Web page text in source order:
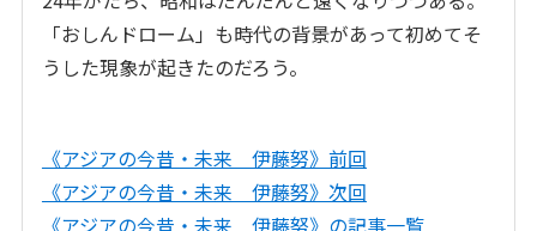
「おしんドローム」も時代の背景があって初めてそ
うした現象が起きたのだろう。
《アジアの今昔・未来 伊藤努》前回
《アジアの今昔・未来 伊藤努》次回
《アジアの今昔・未来 伊藤努》の記事一覧